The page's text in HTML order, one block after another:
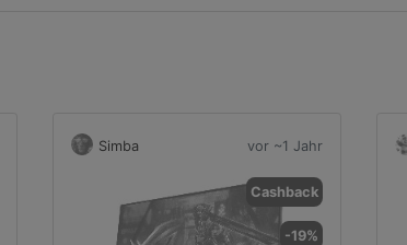
Simba vor ~1 Jahr
Cashback
-19%